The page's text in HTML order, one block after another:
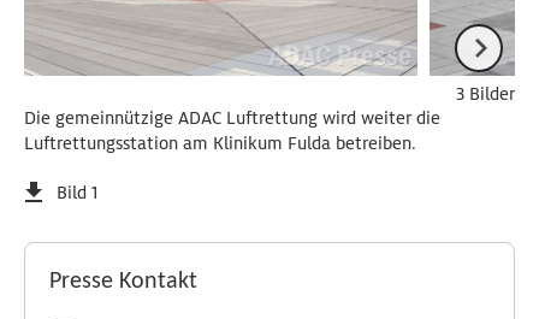
Die gemeinnützige ADAC Luftrettung wird weiter die
Luftrettungsstation am Klinikum Fulda betreiben.
Bild 1
3 Bilder
Presse Kontakt